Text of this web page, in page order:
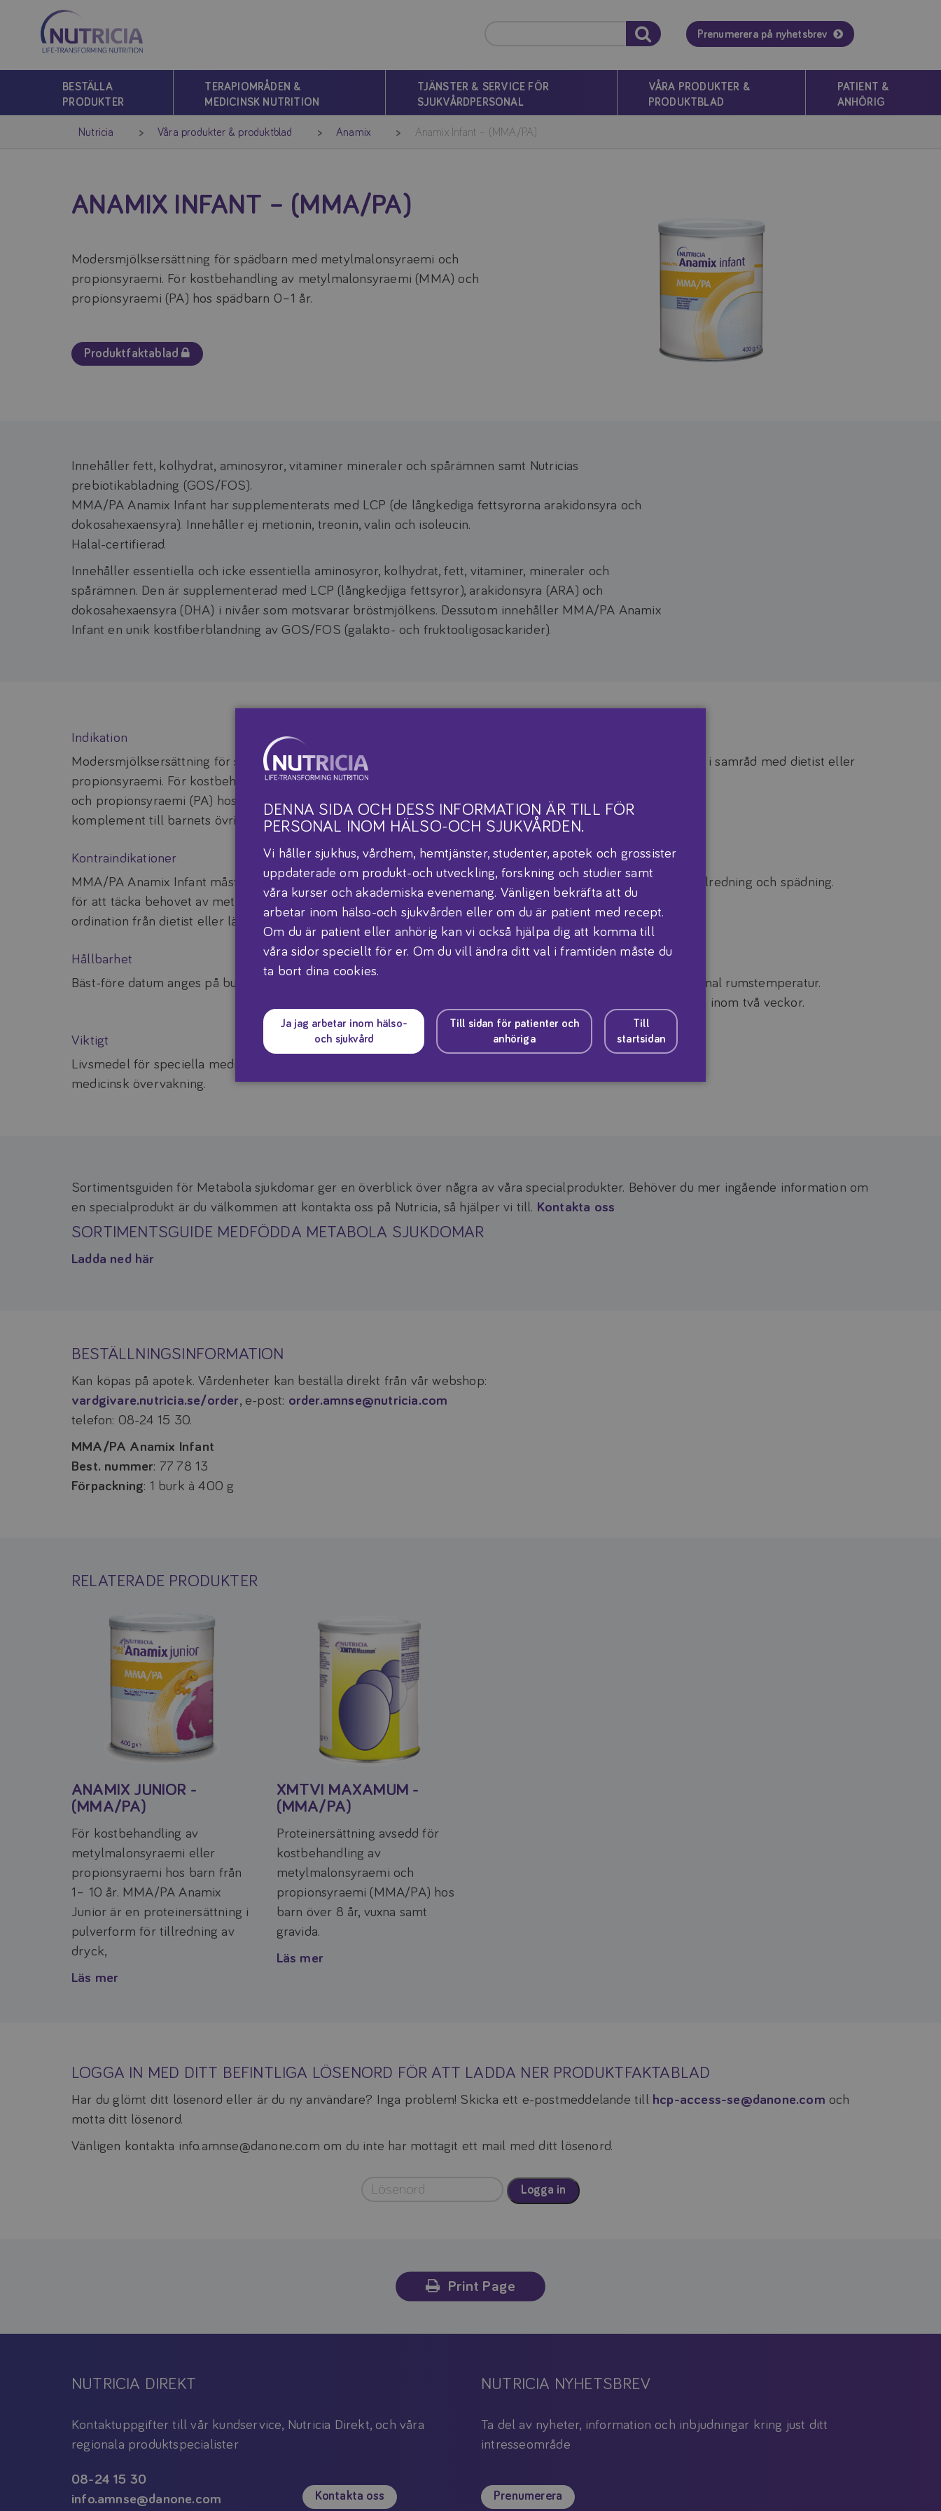
Nutricia
Nutricia
Prenumerera på nyhetsbrev
BESTÄLLA
PRODUKTER
TERAPIOMRÅDEN &
MEDICINSK NUTRITION
TJÄNSTER & SERVICE FÖR
SJUKVÅRDPERSONAL
VÅRA PRODUKTER &
PRODUKTBLAD
PATIENT &
ANHÖRIG
Nutricia Våra produkter & produktblad Anamix Anamix Infant – (MMA/PA)
DENNA SIDA OCH DESS INFORMATION ÄR TILL FÖR
PERSONAL INOM HÄLSO-OCH SJUKVÅRDEN.
Vi håller sjukhus, vårdhem, hemtjänster, studenter, apotek och grossister
uppdaterade om produkt-och utveckling, forskning och studier samt
våra kurser och akademiska evenemang. Vänligen bekräfta att du
arbetar inom hälso-och sjukvården eller om du är patient med recept.
Om du är patient eller anhörig kan vi också hjälpa dig att komma till
våra sidor speciellt för er. Om du vill ändra ditt val i framtiden måste du
ta bort dina cookies.
Ja jag arbetar inom hälso-
och sjukvård
Till sidan för patienter och
anhöriga
Till
startsidan
ANAMIX INFANT – (MMA/PA)
Modersmjölksersättning för spädbarn med metylmalonsyraemi och
propionsyraemi. För kostbehandling av metylmalonsyraemi (MMA) och
propionsyraemi (PA) hos spädbarn 0–1 år.
Produktfaktablad
Innehåller fett, kolhydrat, aminosyror, vitaminer mineraler och spårämnen samt Nutricias
prebiotikabladning (GOS/FOS).
MMA/PA Anamix Infant har supplementerats med LCP (de långkediga fettsyrorna arakidonsyra och
dokosahexaensyra). Innehåller ej metionin, treonin, valin och isoleucin.
Halal-certifierad.
Innehåller essentiella och icke essentiella aminosyror, kolhydrat, fett, vitaminer, mineraler och
spårämnen. Den är supplementerad med LCP (långkedjiga fettsyror), arakidonsyra (ARA) och
dokosahexaensyra (DHA) i nivåer som motsvarar bröstmjölkens. Dessutom innehåller MMA/PA Anamix
Infant en unik kostfiberblandning av GOS/FOS (galakto- och fruktooligosackarider).
Indikation
Modersmjölksersättning för spädbarn med metylmalonsyraemi och
propionsyraemi. För kostbehandling av metylmalonsyraemi (MMA)
och propionsyraemi (PA) hos spädbarn 0–1 år. Lämplig som
komplement till barnets övriga kost från 1–3 år.
Doseringen är individuell och ska göras i samråd med dietist eller
Kontraindikationer
MMA/PA Anamix Infant måste kompletteras med naturligt protein,
för att täcka behovet av metionin, treonin, valin och isoleucin enligt
ordination från dietist eller läkare.
Servering
Se produktblad för rekommenderad tillredning och spädning.
Hållbarhet
Bäst-före datum anges på burkens botten som dag-mån-år.
Förvaring
Oöppnad burk lagras torrt, ej över normal rumstemperatur.
Öppnad burk försluts väl och förbrukas inom två veckor.
Viktigt
Livsmedel för speciella medicinska ändamål och används under
medicinsk övervakning.
Sortimentsguiden för Metabola sjukdomar ger en överblick över några av våra specialprodukter. Behöver du mer ingående information om
en specialprodukt är du välkommen att kontakta oss på Nutricia, så hjälper vi till. Kontakta oss
SORTIMENTSGUIDE MEDFÖDDA METABOLA SJUKDOMAR
Ladda ned här
BESTÄLLNINGSINFORMATION
Kan köpas på apotek. Vårdenheter kan beställa direkt från vår webshop:
vardgivare.nutricia.se/order, e-post: order.amnse@nutricia.com
telefon: 08-24 15 30.
MMA/PA Anamix Infant
Best. nummer: 77 78 13
Förpackning: 1 burk à 400 g
RELATERADE PRODUKTER
ANAMIX JUNIOR -
(MMA/PA)
För kostbehandling av
metylmalonsyraemi eller
propionsyraemi hos barn från
1– 10 år. MMA/PA Anamix
Junior är en proteinersättning i
pulverform för tillredning av
dryck,
Läs mer
XMTVI MAXAMUM -
(MMA/PA)
Proteinersättning avsedd för
kostbehandling av
metylmalonsyraemi och
propionsyraemi (MMA/PA) hos
barn över 8 år, vuxna samt
gravida.
Läs mer
LOGGA IN MED DITT BEFINTLIGA LÖSENORD FÖR ATT LADDA NER PRODUKTFAKTABLAD
Har du glömt ditt lösenord eller är du ny användare? Inga problem! Skicka ett e-postmeddelande till hcp-access-se@danone.com och
motta ditt lösenord.
Vänligen kontakta info.amnse@danone.com om du inte har mottagit ett mail med ditt lösenord.
Logga in
Print Page
NUTRICIA DIREKT
Kontaktuppgifter till vår kundservice, Nutricia Direkt, och våra
regionala produktspecialister
08-24 15 30
info.amnse@danone.com
Kontakta oss
NUTRICIA NYHETSBREV
Ta del av nyheter, information och inbjudningar kring just ditt
intresseområde
Prenumerera